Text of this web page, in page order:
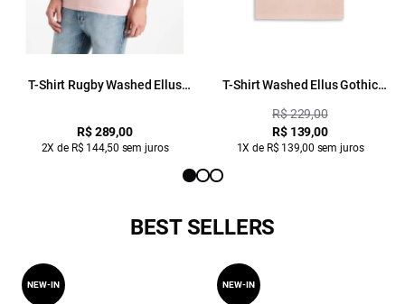
T-Shirt Rugby Washed Ellus
R$ 289,00
2X de R$ 144,50 sem juros
T-Shirt Washed Ellus Gothic
R$ 229,00
R$ 139,00
1X de R$ 139,00 sem juros
BEST SELLERS
NEW-IN NEW-IN